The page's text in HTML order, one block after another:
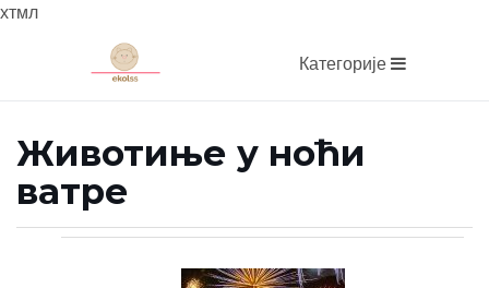
хтмл
Категорије
Животиње у ноћи
ватре